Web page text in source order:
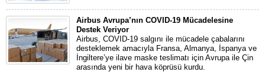
Airbus Avrupa’nın COVID-19 Mücadelesine
Destek Veriyor
Airbus, COVID-19 salgını ile mücadele çabalarını
desteklemek amacıyla Fransa, Almanya, İspanya ve
İngiltere’ye ilave maske teslimatı için Avrupa ile Çin
arasında yeni bir hava köprüsü kurdu.